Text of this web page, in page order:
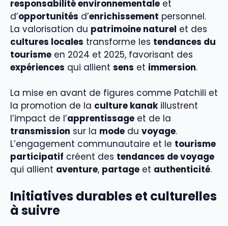
responsabilité environnementale et
d’opportunités d’enrichissement personnel.
La valorisation du patrimoine naturel et des
cultures locales transforme les tendances du
tourisme en 2024 et 2025, favorisant des
expériences qui allient sens et immersion.
La mise en avant de figures comme Patchili et
la promotion de la culture kanakillustrent
l’impact de l’apprentissage et de la
transmission sur la mode du voyage.
L’engagement communautaire et le tourisme
participatif créent des tendances de voyage
qui allient aventure, partage et authenticité.
Initiatives durables et culturelles
à suivre